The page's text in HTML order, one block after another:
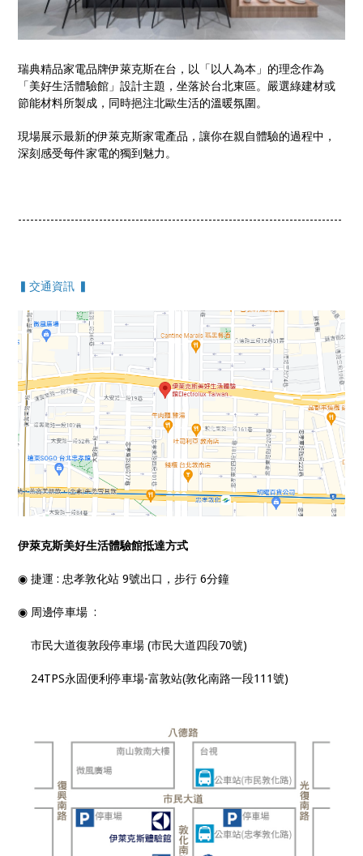
瑞典精品家電品牌伊萊克斯在台，以「以人為本」的理念作為
「美好生活體驗館」設計主題，坐落於台北東區。嚴選綠建材或
節能材料所製成，同時挹注北歐生活的溫暖氛圍。
現場展示最新的伊萊克斯家電產品，讓你在親自體驗的過程中，
深刻感受每件家電的獨到魅力。
--------------------------------------------------------------------------------
▍交通資訊 ▍
伊萊克斯美好生活體驗館抵達方式
◉ 捷運 : 忠孝敦化站 9號出口，步行 6分鐘
◉ 周邊停車場 :
市民大道復敦段停車場 (市民大道四段70號)
24TPS永固便利停車場-富敦站(敦化南路一段111號)